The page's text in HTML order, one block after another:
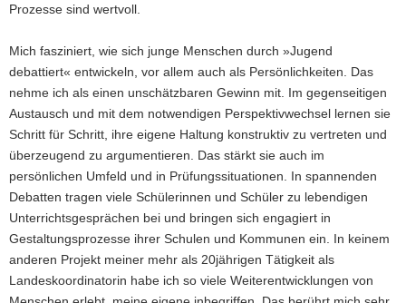
Prozesse sind wertvoll.
Mich fasziniert, wie sich junge Menschen durch »Jugend
debattiert« entwickeln, vor allem auch als Persönlichkeiten. Das
nehme ich als einen unschätzbaren Gewinn mit. Im gegenseitigen
Austausch und mit dem notwendigen Perspektivwechsel lernen sie
Schritt für Schritt, ihre eigene Haltung konstruktiv zu vertreten und
überzeugend zu argumentieren. Das stärkt sie auch im
persönlichen Umfeld und in Prüfungssituationen. In spannenden
Debatten tragen viele Schülerinnen und Schüler zu lebendigen
Unterrichtsgesprächen bei und bringen sich engagiert in
Gestaltungsprozesse ihrer Schulen und Kommunen ein. In keinem
anderen Projekt meiner mehr als 20jährigen Tätigkeit als
Landeskoordinatorin habe ich so viele Weiterentwicklungen von